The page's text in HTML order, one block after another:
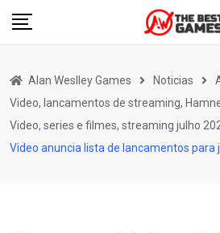
Skip
Alan Weslley Games Noticias
Video, lancamentos de streaming,
Video, series e filmes, streaming julho
Video anuncia lista de lancamentos para